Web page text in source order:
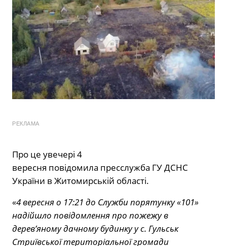
РЕКЛАМА
Про це увечері 4
вересня повідомила пресслужба ГУ ДСНС
України в Житомирській області.
«4 вересня о 17:21 до Служби порятунку «101»
надійшло повідомлення про пожежу в
дерев’яному дачному будинку у с. Гульськ
Стриївської територіальної громади